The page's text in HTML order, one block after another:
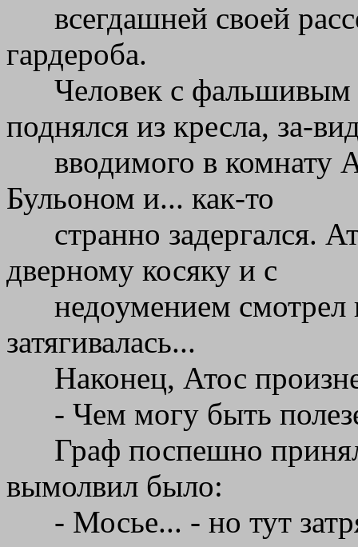
всегдашней своей
гардероба.
Человек с фальшивым
поднялся из кресла, за-
вводимого в комнату
Бульоном и... как-то
странно задергался.
дверному косяку и с
недоумением смотрел
затягивалась...
Наконец, Атос
- Чем могу быть
Граф поспешно
вымолвил было:
- Мосье... - но тут